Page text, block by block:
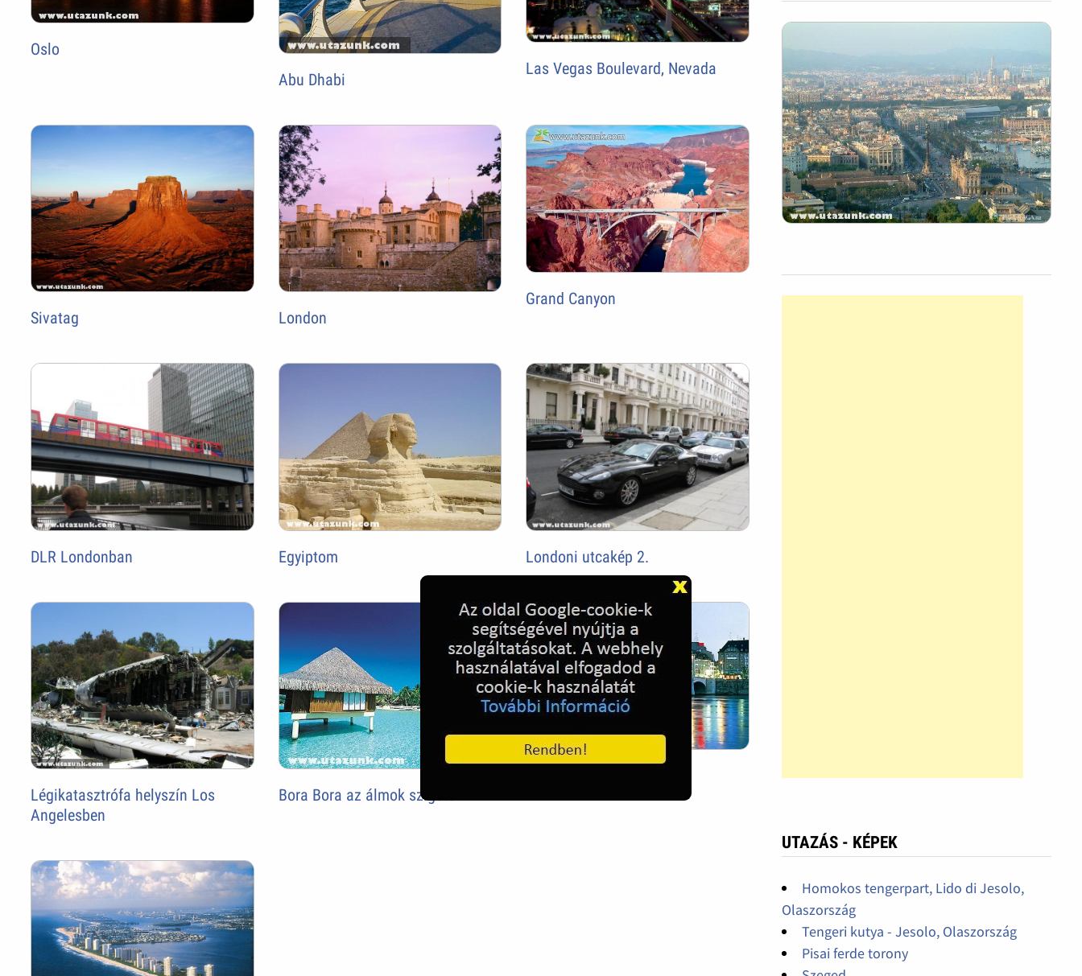
Oslo
Abu Dhabi
Las Vegas Boulevard, Nevada
Sivatag London
Grand Canyon
DLR Londonban Egyiptom Londoni utcakép 2.
Légikatasztrófa helyszín Los
Angelesben
Bora Bora az álmok szigete
UTAZÁS - KÉPEK
Homokos tengerpart, Lido di Jesolo,
Olaszország
Tengeri kutya - Jesolo, Olaszország
Pisai ferde torony